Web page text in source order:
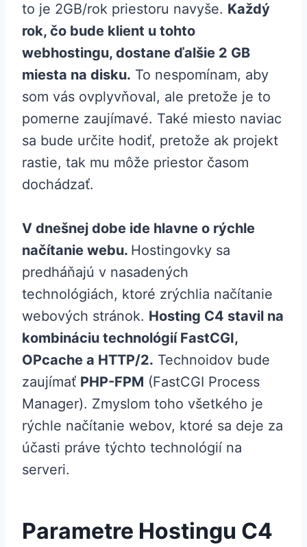
to je 2GB/rok priestoru navyše. Každý
rok, čo bude klient u tohto
webhostingu, dostane ďalšie 2 GB
miesta na disku. To nespomínam, aby
som vás ovplyvňoval, ale pretože je to
pomerne zaujímavé. Také miesto naviac
sa bude určite hodiť, pretože ak projekt
rastie, tak mu môže priestor časom
dochádzať.
V dnešnej dobe ide hlavne o rýchle
načítanie webu. Hostingovky sa
predháňajú v nasadených
technológiách, ktoré zrýchlia načítanie
webových stránok. Hosting C4 stavil na
kombináciu technológií FastCGI,
OPcache a HTTP/2. Technoidov bude
zaujímať PHP-FPM (FastCGI Process
Manager). Zmyslom toho všetkého je
rýchle načítanie webov, ktoré sa deje za
účasti práve týchto technológií na
serveri.
Parametre Hostingu C4